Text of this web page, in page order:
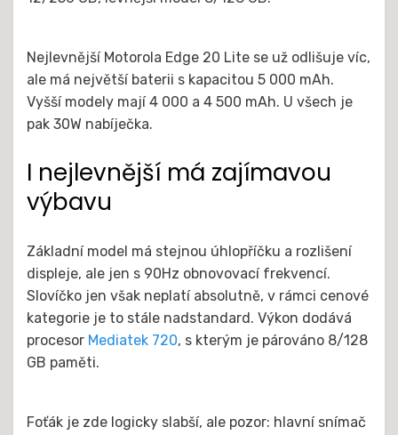
Nejlevnější Motorola Edge 20 Lite se už odlišuje víc,
ale má největší baterii s kapacitou 5 000 mAh.
Vyšší modely mají 4 000 a 4 500 mAh. U všech je
pak 30W nabíječka.
I nejlevnější má zajímavou
výbavu
Základní model má stejnou úhlopříčku a rozlišení
displeje, ale jen s 90Hz obnovovací frekvencí.
Slovíčko jen však neplatí absolutně, v rámci cenové
kategorie je to stále nadstandard. Výkon dodává
procesor Mediatek 720, s kterým je párováno 8/128
GB paměti.
Foťák je zde logicky slabší, ale pozor: hlavní snímač